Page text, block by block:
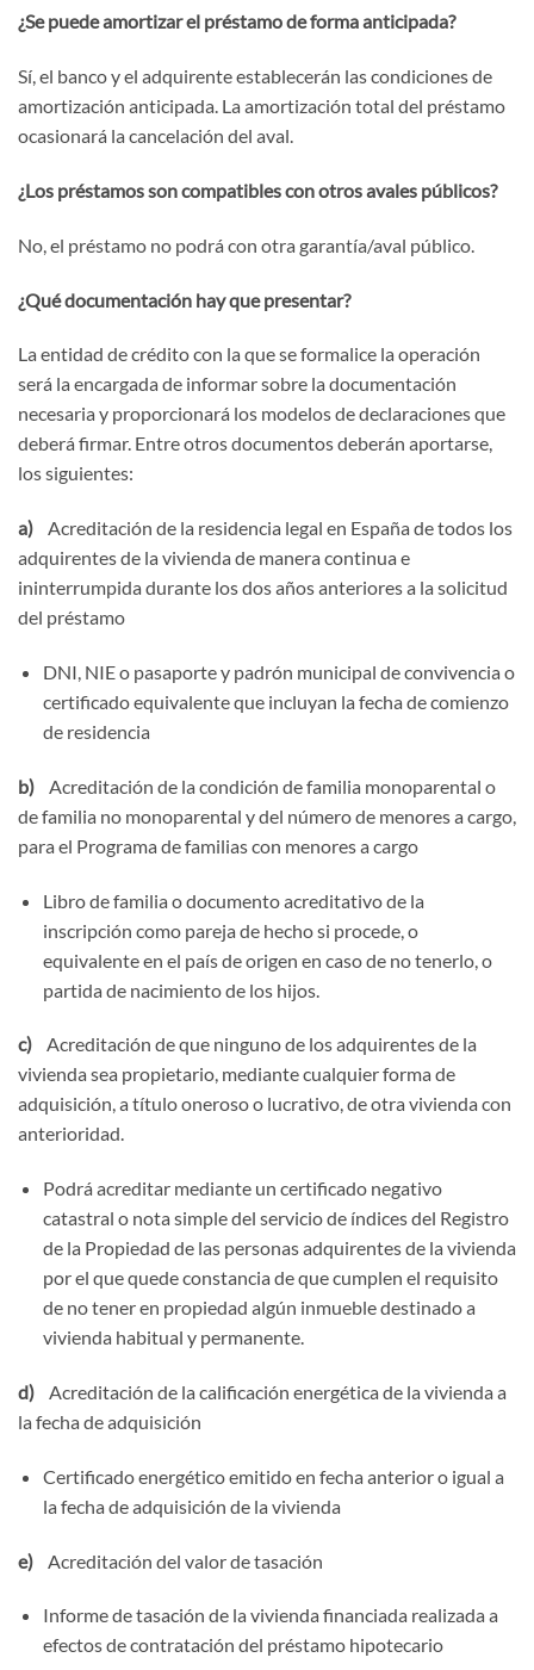
¿Se puede amortizar el préstamo de forma anticipada?
Sí, el banco y el adquirente establecerán las condiciones de
amortización anticipada. La amortización total del préstamo
ocasionará la cancelación del aval.
¿Los préstamos son compatibles con otros avales públicos?
No, el préstamo no podrá con otra garantía/aval público.
¿Qué documentación hay que presentar?
La entidad de crédito con la que se formalice la operación
será la encargada de informar sobre la documentación
necesaria y proporcionará los modelos de declaraciones que
deberá firmar. Entre otros documentos deberán aportarse,
los siguientes:
a)
Acreditación de la residencia legal en España de todos los
adquirentes de la vivienda de manera continua e
ininterrumpida durante los dos años anteriores a la solicitud
del préstamo
DNI, NIE o pasaporte y padrón municipal de convivencia o
certificado equivalente que incluyan la fecha de comienzo
de residencia
b)
Acreditación de la condición de familia monoparental o
de familia no monoparental y del número de menores a cargo,
para el Programa de familias con menores a cargo
Libro de familia o documento acreditativo de la
inscripción como pareja de hecho si procede, o
equivalente en el país de origen en caso de no tenerlo, o
partida de nacimiento de los hijos.
c)
Acreditación de que ninguno de los adquirentes de la
vivienda sea propietario, mediante cualquier forma de
adquisición, a título oneroso o lucrativo, de otra vivienda con
anterioridad.
Podrá acreditar mediante un certificado negativo
catastral o nota simple del servicio de índices del Registro
de la Propiedad de las personas adquirentes de la vivienda
por el que quede constancia de que cumplen el requisito
de no tener en propiedad algún inmueble destinado a
vivienda habitual y permanente.
d) Acreditación de la calificación energética de la vivienda a
la fecha de adquisición
Certificado energético emitido en fecha anterior o igual a
la fecha de adquisición de la vivienda
e) Acreditación del valor de tasación
Informe de tasación de la vivienda financiada realizada a
efectos de contratación del préstamo hipotecario